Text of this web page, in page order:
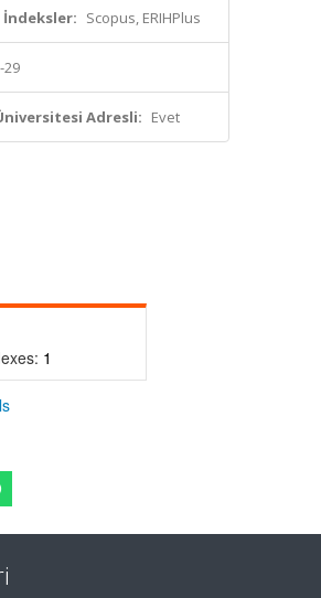
İndeksler: Scopus, ERIHPlus
29
Adresli: Evet
1